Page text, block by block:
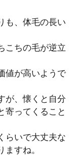
方の注意点。
って欲しいとせ
方は？一人暮
を飼えるか
も、体毛の長い
こちの毛が逆立
値が高いようで
が、懐くと自分
寄ってくること
らいで大丈夫な
ますね。